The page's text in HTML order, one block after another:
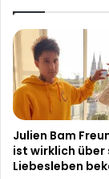
Julien Bam
ist wirklich über
Liebesleben